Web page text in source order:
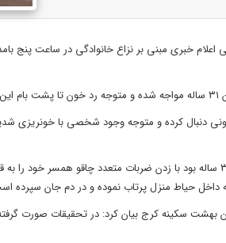
خبری مبنی بر نزاع خانوادگی در ساعت پنج
دنبال کرده و متوجه وجود شخصی با خونریزی
وی افزود: در تحقیقات اولیه مشخص شد قاتل که فردی ۳۲ ساله بود با زدن
حیاط منزل پرتاب نموده و در دم جان سپرده
بهشت سکینه کرج بیان کرد: در تحقیقات صورت